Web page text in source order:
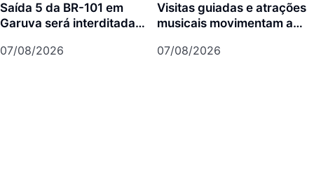
Saída 5 da BR-101 em
Garuva será interditada
07/08/2026
Visitas guiadas e atrações
musicais movimentam a
em Joinville
07/08/2026